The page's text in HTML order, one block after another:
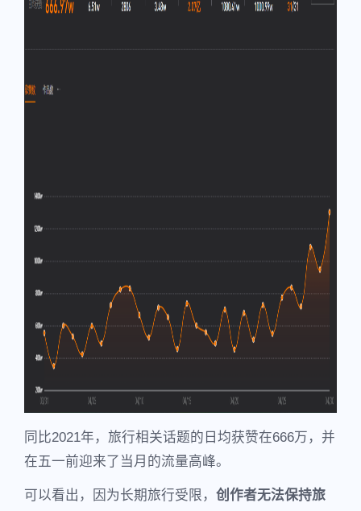
同比2021年，旅行相关话题的日均获赞在666万，并
在五一前迎来了当月的流量高峰。
可以看出，因为长期旅行受限， 创作者无法保持旅